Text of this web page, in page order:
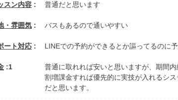
スン内容 :
普通だと思います
・雰囲気 :
バスもあるので通いやすい
ート対応 :
LINEでの予約ができるとか謳ってるのに
:1
普通に取れれば安いと思いますが、期間内
割増課金すれば優先的に実技が入れるシ
だと思います。